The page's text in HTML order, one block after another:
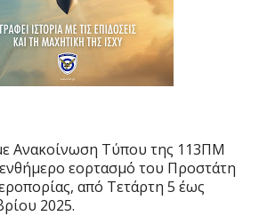
Ανακοίνωση Τύπου της 113ΠΜ
εορτασμό του Προστάτη
από Τετάρτη 5 έως
2025.